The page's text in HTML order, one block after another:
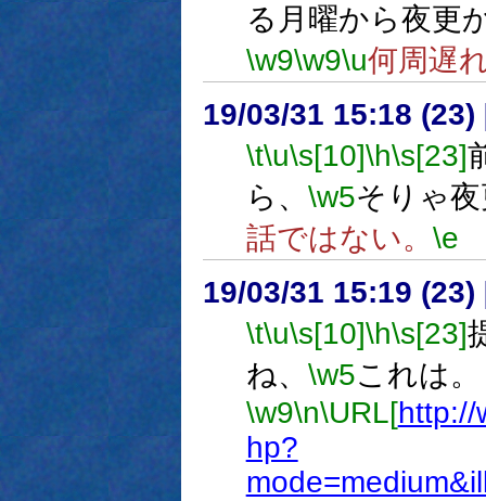
る月曜から夜更
\w9\w9\u何周遅
19/03/31 15:18 (23)
\t\u\s[10]\h\s[23]
ら、 \w5そりゃ
話ではない。 \e
19/03/31 15:19 (23)
\t\u\s[10]\h\s[23]
ね、 \w5これは。
\w9\n\URL[http://
hp?